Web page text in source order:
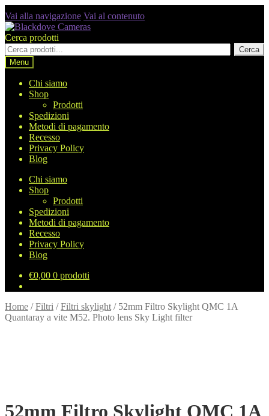
Vai alla navigazione Vai al contenuto
Cerca prodotti
Cerca
Menu
Chi siamo
Shop
Prodotti
Spedizioni
Metodi di pagamento
Recesso
Privacy Policy
Blog
Chi siamo
Shop
Prodotti
Spedizioni
Metodi di pagamento
Recesso
Privacy Policy
Blog
€0,00 0 prodotti
Home /Filtri /Filtri skylight / 52mm Filtro Skylight QMC 1A
Quantaray a vite M52. Photo lens Sky Light filter
52mm Filtro Skylight QMC 1A